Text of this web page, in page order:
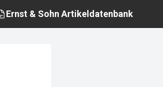
Ernst & Sohn Artikeldatenbank